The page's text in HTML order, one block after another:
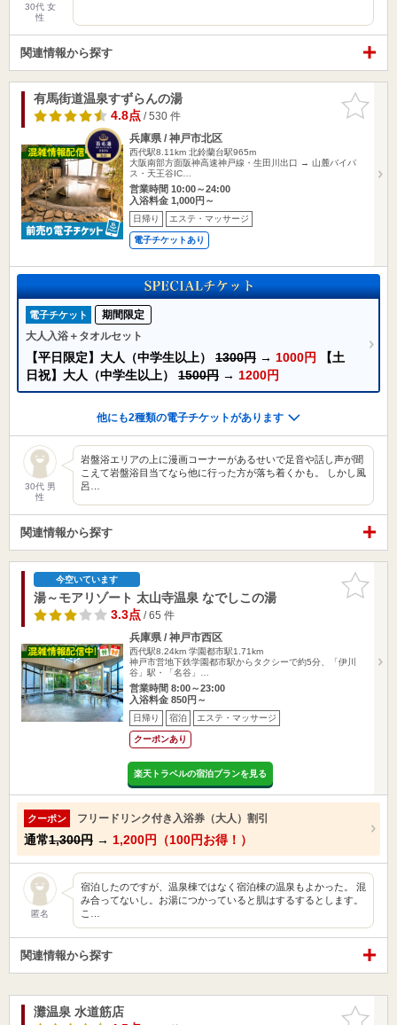
30代 女
性
関連情報から探す
お気に入
りに追加
有馬街道温泉すずらんの湯
4.8点/ 530 件
兵庫県 / 神戸市北区
西代駅8.11km 北鈴蘭台駅965m
大阪南部方面阪神高速神戸線・生田川出口 → 山麓バイパ
ス・天王谷IC…
営業時間 10:00～24:00
入浴料金 1,000円～
日帰り エステ・マッサージ
電子チケットあり
電子チケット
期間限定
大人入浴＋タオルセット
【平日限定】大人（中学生以上） 1300円 → 1000円
【土
日祝】大人（中学生以上） 1500円 → 1200円
他にも2種類の電子チケットがあります
30代 男
性
岩盤浴エリアの上に漫画コーナーがあるせいで足音や話し声が聞
こえて岩盤浴目当てなら他に行った方が落ち着くかも。 しかし風
呂…
関連情報から探す
お気に入
りに追加
今空いています
湯～モアリゾート 太山寺温泉 なでしこの湯
3.3点/ 65 件
兵庫県 / 神戸市西区
西代駅8.24km 学園都市駅1.71km
神戸市営地下鉄学園都市駅からタクシーで約5分、「伊川
谷」駅・「名谷」…
営業時間 8:00～23:00
入浴料金 850円～
日帰り 宿泊 エステ・マッサージ
クーポンあり
楽天トラベルの宿泊プランを見る
クーポン フリードリンク付き入浴券（大人）割引
通常1,300円 → 1,200円（100円お得！）
匿名
宿泊したのですが、温泉棟ではなく宿泊棟の温泉もよかった。 混
み合ってないし。お湯につかっていると肌はするするとします。
こ…
関連情報から探す
お気に入
灘温泉 水道筋店